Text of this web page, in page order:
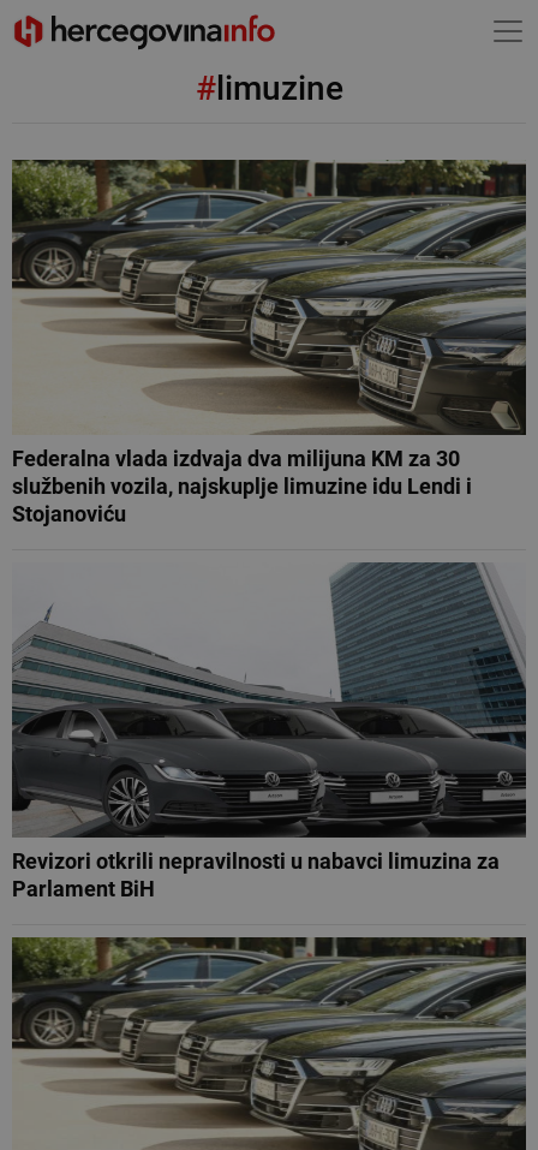
#limuzine
Federalna vlada izdvaja dva milijuna KM za 30
službenih vozila, najskuplje limuzine idu Lendi i
Stojanoviću
Revizori otkrili nepravilnosti u nabavci limuzina za
Parlament BiH